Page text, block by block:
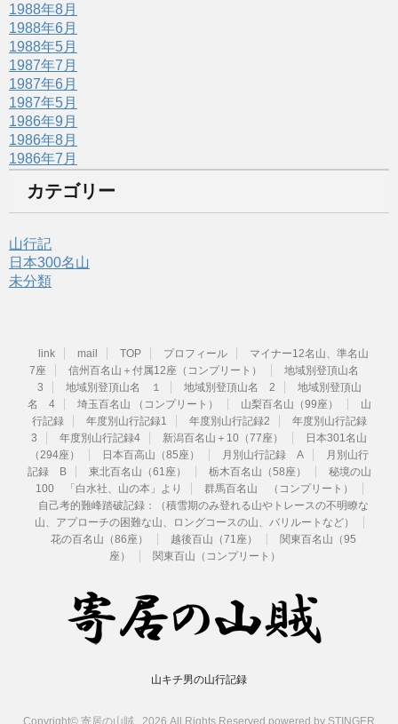
1988年8月
1988年6月
1988年5月
1987年7月
1987年6月
1987年5月
1986年9月
1986年8月
1986年7月
カテゴリー
山行記
日本300名山
未分類
link mail TOP プロフィール
マイナー12名山、準名山
7座
信州百名山＋付属12座（コンプリート）
地域別登頂山名
3
地域別登頂山名 １ 地域別登頂山名 2
地域別登頂山
名 4
埼玉百名山 （コンプリート） 山梨百名山（99座）
山
行記録
年度別山行記録1 年度別山行記録2
年度別山行記録
3
年度別山行記録4 新潟百名山＋10（77座）
日本301名山
（294座）
日本百高山（85座） 月別山行記録 A
月別山行
記録 B
東北百名山（61座） 栃木百名山（58座）
秘境の山
100 「白水社、山の本」より
群馬百名山 （コンプリート）
自己考的難峰踏破記録：（積雪期のみ登れる山やトレースの不明瞭な
山、アプローチの困難な山、ロングコースの山、バリルートなど）
花の百名山（86座）
越後百山（71座）
関東百名山（95
座）
関東百山（コンプリート）
山キチ男の山行記録
Copyright© 寄居の山賊 , 2026 All Rights Reserved. powered by STINGER